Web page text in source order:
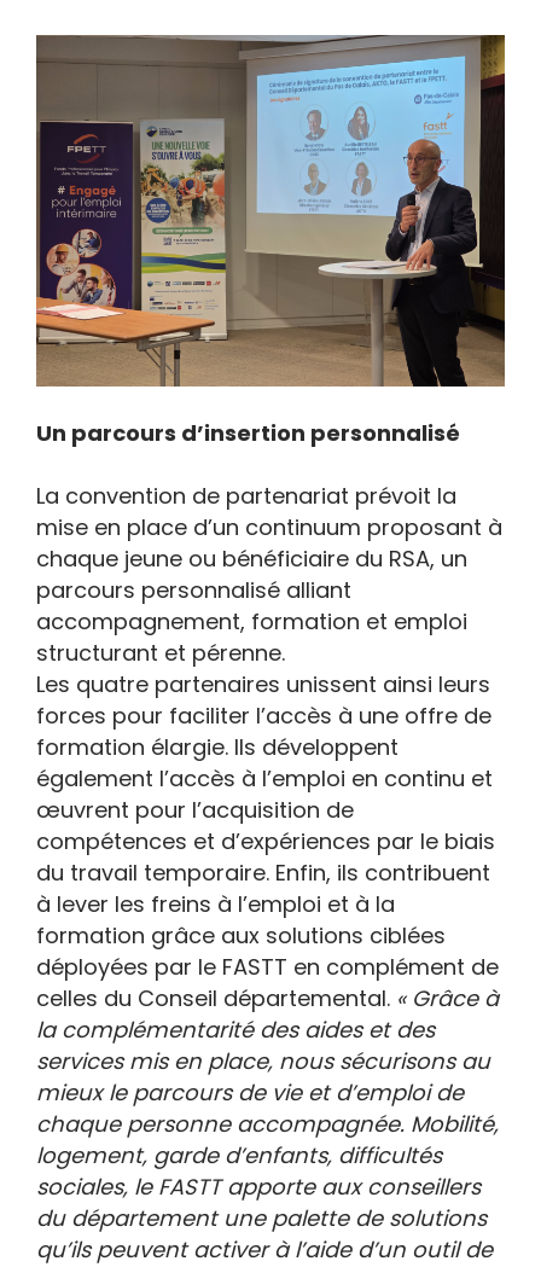
Un parcours d’insertion personnalisé
La convention de partenariat prévoit la
mise en place d’un continuum proposant à
chaque jeune ou bénéficiaire du RSA, un
parcours personnalisé alliant
accompagnement, formation et emploi
structurant et pérenne.
Les quatre partenaires unissent ainsi leurs
forces pour faciliter l’accès à une offre de
formation élargie. Ils développent
également l’accès à l’emploi en continu et
œuvrent pour l’acquisition de
compétences et d’expériences par le biais
du travail temporaire. Enfin, ils contribuent
à lever les freins à l’emploi et à la
formation grâce aux solutions ciblées
déployées par le FASTT en complément de
celles du Conseil départemental. « Grâce à
la complémentarité des aides et des
services mis en place, nous sécurisons au
mieux le parcours de vie et d’emploi de
chaque personne accompagnée. Mobilité,
logement, garde d’enfants, difficultés
sociales, le FASTT apporte aux conseillers
du département une palette de solutions
qu’ils peuvent activer à l’aide d’un outil de